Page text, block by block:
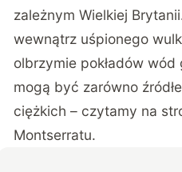
zależnym Wielkiej
wewnątrz uśpionego
olbrzymie pokładów
mogą być zarówno
ciężkich – czytamy na
Montserratu.